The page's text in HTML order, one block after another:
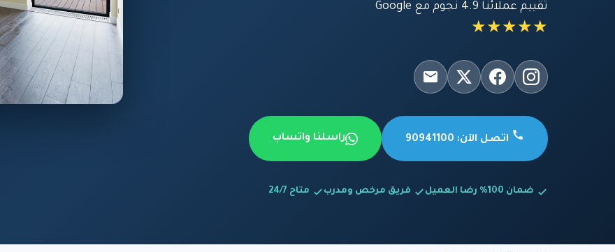
تقييم عملائنا 4.9 نجوم مع Google
★★★★★
اتصل الآن: 90941100 راسلنا واتساب
ضمان 100% رضا العميل فريق مرخص ومدرب متاح 24/7